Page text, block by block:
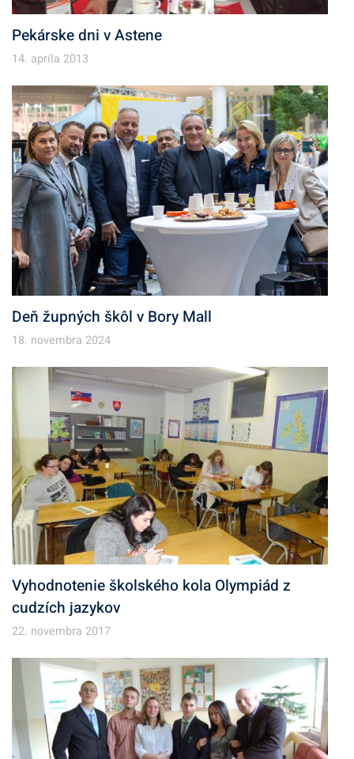
Pekárske dni v Astene
14. apríla 2013
Deň župných škôl v Bory Mall
18. novembra 2024
Vyhodnotenie školského kola Olympiád z
cudzích jazykov
22. novembra 2017